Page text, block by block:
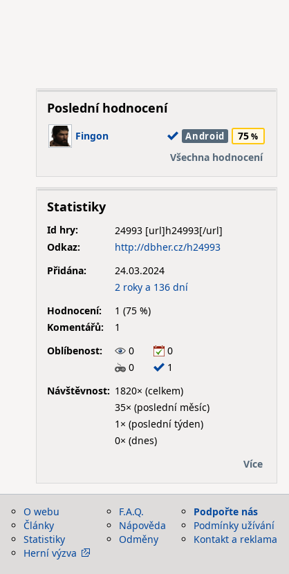
Poslední hodnocení
Fingon Android
75
Všechna hodnocení
Statistiky
Id hry:
24993
Odkaz:
http://dbher.cz/h24993
Přidána:
24.03.2024
2 roky a 136 dní
Hodnocení:
1 (75 %)
Komentářů:
1
Oblíbenost:
0
0
0
1
Návštěvnost: 1820× (celkem)
35× (poslední měsíc)
1× (poslední týden)
0× (dnes)
Více
O webu
Články
Statistiky
Herní výzva
F.A.Q.
Nápověda
Odměny
Podpořte nás
Podmínky užívání
Kontakt a reklama